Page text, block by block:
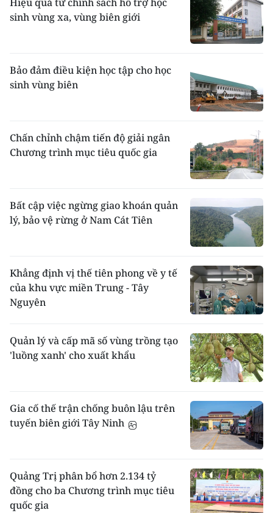
sinh vùng xa, vùng biên giới
Bảo đảm điều kiện học tập cho học
sinh vùng biên
Chấn chỉnh chậm tiến độ giải ngân
Chương trình mục tiêu quốc gia
Bất cập việc ngừng giao khoán quản
lý, bảo vệ rừng ở Nam Cát Tiên
Khẳng định vị thế tiên phong về y tế
của khu vực miền Trung - Tây
Nguyên
Quản lý và cấp mã số vùng trồng tạo
'luồng xanh' cho xuất khẩu
Gia cố thế trận chống buôn lậu trên
tuyến biên giới Tây Ninh
Quảng Trị phân bổ hơn 2.134 tỷ
đồng cho ba Chương trình mục tiêu
quốc gia